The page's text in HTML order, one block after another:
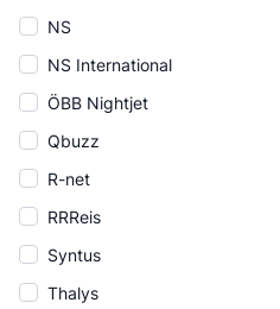
NS
NS International
ÖBB Nightjet
Qbuzz
R-net
RRReis
Syntus
Thalys